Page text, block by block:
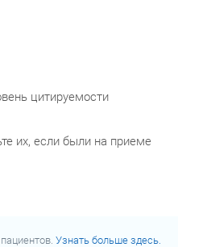
цитируемости
их, если были на приеме
Узнать больше здесь.